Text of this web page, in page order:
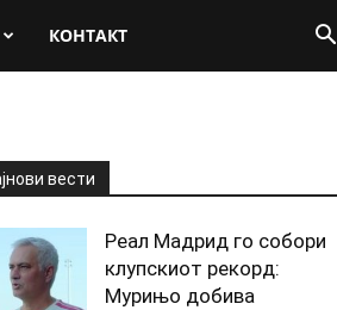
КОНТАКТ
вести
Реал Мадрид го собори
клупскиот рекорд:
Мурињо добива